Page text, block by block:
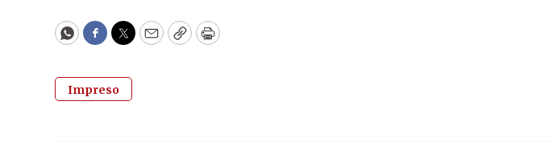
WhatsApp
Facebook
Twitter
EmailCopyPrint
Impreso